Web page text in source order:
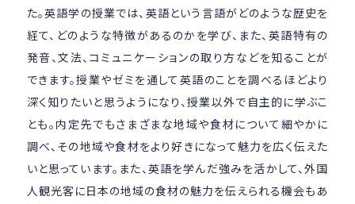
た。英語学の授業では、英語という言語がどのような歴史を
経て、どのような特徴があるのかを学び、また、英語特有の
発音、文法、コミュニケーションの取り方などを知ることが
できます。授業やゼミを通して英語のことを調べるほどより
深く知りたいと思うようになり、授業以外で自主的に学ぶこ
とも。内定先でもさまざまな地域や食材について細やかに
調べ、その地域や食材をより好きになって魅力を広く伝えた
いと思っています。また、英語を学んだ強みを活かして、外国
人観光客に日本の地域の食材の魅力を伝えられる機会もあ